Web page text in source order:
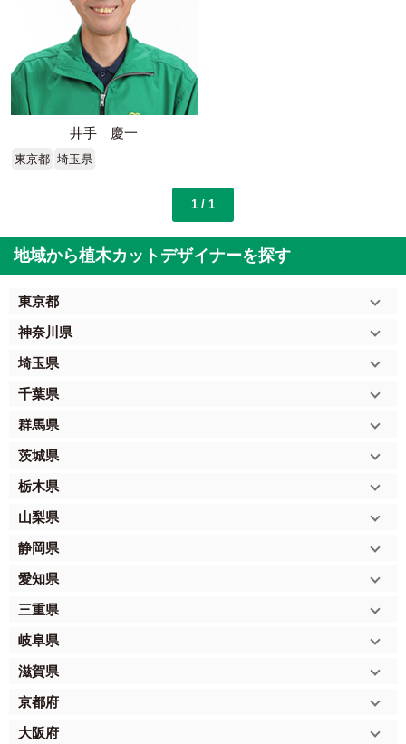
井手 慶一
東京都 埼玉県
1 / 1
地域から植木カットデザイナーを探す
東京都
神奈川県
埼玉県
千葉県
群馬県
茨城県
栃木県
山梨県
静岡県
愛知県
三重県
岐阜県
滋賀県
京都府
大阪府